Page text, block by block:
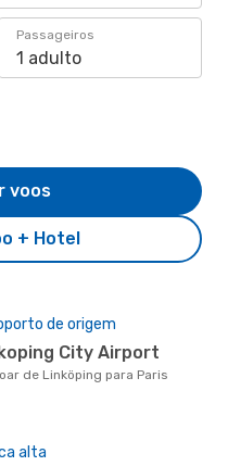
Passageiros
1 adulto
+ Hotel
voos
de origem
City Airport
de Linköping para Paris
alta